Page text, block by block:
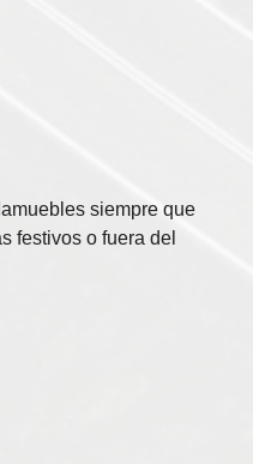
siempre que
festivos o fuera del